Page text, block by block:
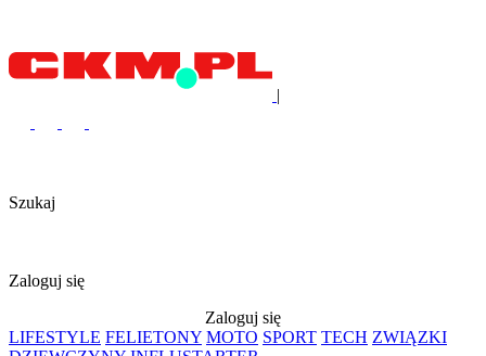
|
Szukaj
Zaloguj się
Zaloguj się
LIFESTYLE FELIETONY MOTO SPORT TECH ZWIĄZKI